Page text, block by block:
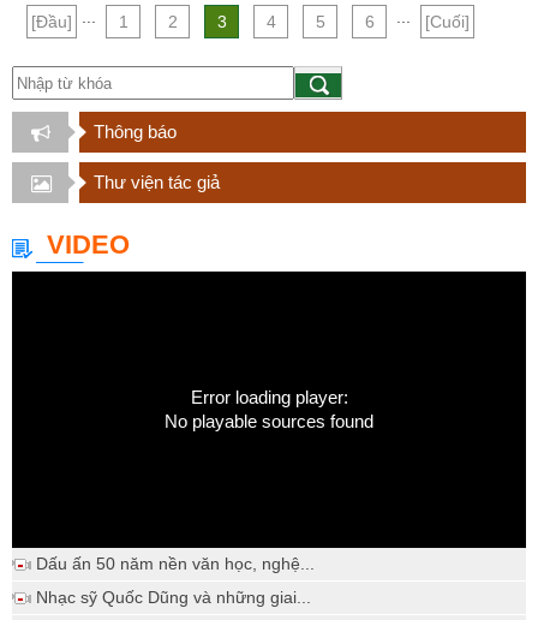
[Đầu] 1 2 3 4 5 6 [Cuối]
Thông báo
Thư viện tác giả
VIDEO
Error loading player:
No playable sources found
Dấu ấn 50 năm nền văn học, nghệ...
Nhạc sỹ Quốc Dũng và những giai...